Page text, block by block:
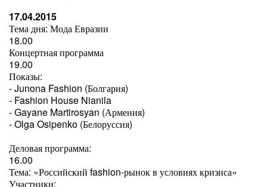
17.04.2015
Тема дня: Мода Евразии
18.00
Концертная программа
19.00
Показы:
- Junona Fashion (Болгария)
- Fashion House Nianila
- Gayane Martirosyan (Армения)
- Olga Osipenko (Белоруссия)
Деловая программа:
16.00
Тема: «Российский fashion-рынок в условиях кризиса»
Участники: